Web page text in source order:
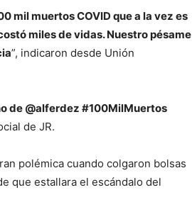
mil muertos COVID que a la vez es
miles de vidas. Nuestro pésame
”, indicaron desde Unión
de @alferdez #100MilMuertos
de JR.
polémica cuando colgaron bolsas
que estallara el escándalo del